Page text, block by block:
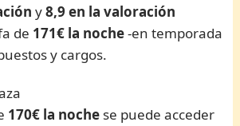
y8,9 en la valoración
de 171€ la noche-en temporada
y cargos.
170€ la noche se puede acceder